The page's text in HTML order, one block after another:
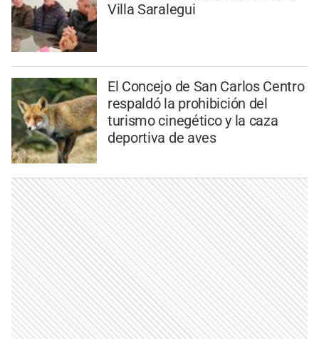
Villa Saralegui
El Concejo de San Carlos Centro
respaldó la prohibición del
turismo cinegético y la caza
deportiva de aves